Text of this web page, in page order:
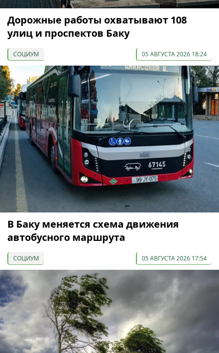
Дорожные работы охватывают 108
улиц и проспектов Баку
СОЦИУМ 05 АВГУСТА 2026 18:24
В Баку меняется схема движения
автобусного маршрута
СОЦИУМ 05 АВГУСТА 2026 17:54